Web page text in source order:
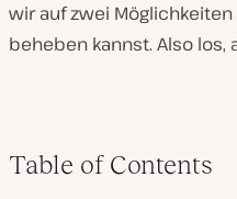
wir auf zwei
beheben kannst. Also los,
Table of Contents